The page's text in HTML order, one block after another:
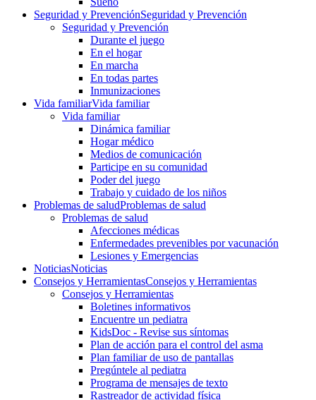
Seguridad y PrevenciónSeguridad y Prevención
Seguridad y Prevención
Durante el juego
En el hogar
En marcha
En todas partes
Inmunizaciones
Vida familiarVida familiar
Vida familiar
Dinámica familiar
Hogar médico
Medios de comunicación
Participe en su comunidad
Poder del juego
Trabajo y cuidado de los niños
Problemas de saludProblemas de salud
Problemas de salud
Afecciones médicas
Enfermedades prevenibles por vacunación
Lesiones y Emergencias
NoticiasNoticias
Consejos y HerramientasConsejos y Herramientas
Consejos y Herramientas
Boletines informativos
Encuentre un pediatra
KidsDoc - Revise sus síntomas
Plan de acción para el control del asma
Plan familiar de uso de pantallas
Pregúntele al pediatra
Programa de mensajes de texto
Rastre​​ador de activida​d física